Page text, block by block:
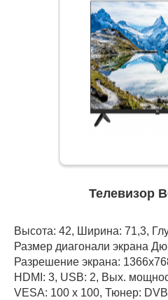
Телевизор
Высота: 42, Ширина: 71,3,
Размер диагонали экрана
Разрешение экрана:
HDMI: 3, USB: 2, Вых.
VESA: 100 х 100, Тюнер: